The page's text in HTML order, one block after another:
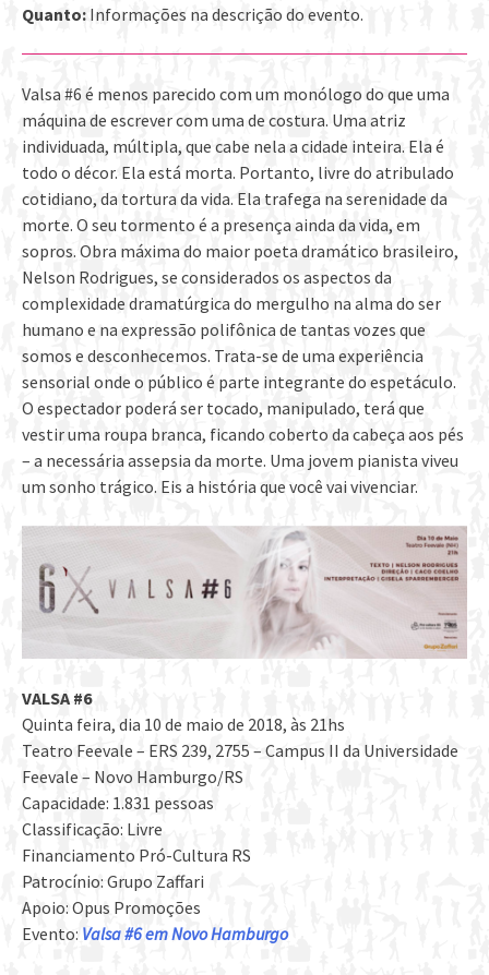
Quanto: Informações na descrição do evento.
Valsa #6 é menos parecido com um monólogo do que uma
máquina de escrever com uma de costura. Uma atriz
individuada, múltipla, que cabe nela a cidade inteira. Ela é
todo o décor. Ela está morta. Portanto, livre do atribulado
cotidiano, da tortura da vida. Ela trafega na serenidade da
morte. O seu tormento é a presença ainda da vida, em
sopros. Obra máxima do maior poeta dramático brasileiro,
Nelson Rodrigues, se considerados os aspectos da
complexidade dramatúrgica do mergulho na alma do ser
humano e na expressão polifônica de tantas vozes que
somos e desconhecemos. Trata-se de uma experiência
sensorial onde o público é parte integrante do espetáculo.
O espectador poderá ser tocado, manipulado, terá que
vestir uma roupa branca, ficando coberto da cabeça aos pés
– a necessária assepsia da morte. Uma jovem pianista viveu
um sonho trágico. Eis a história que você vai vivenciar.
VALSA #6
Quinta feira, dia 10 de maio de 2018, às 21hs
Teatro Feevale – ERS 239, 2755 – Campus II da Universidade
Feevale – Novo Hamburgo/RS
Capacidade: 1.831 pessoas
Classificação: Livre
Financiamento Pró-Cultura RS
Patrocínio: Grupo Zaffari
Apoio: Opus Promoções
Evento: Valsa #6 em Novo Hamburgo